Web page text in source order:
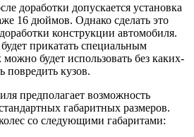
доработки допускается установка
16 дюймов. Однако сделать это
конструкции автомобиля.
прикатать специальным
будет использовать без каких-
повредить кузов.
предполагает возможность
габаритных размеров.
со следующими габаритами: